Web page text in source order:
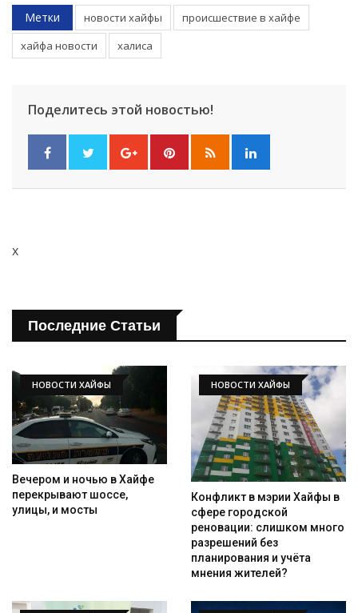
Метки новости хайфы
происшествие в хайфе
хайфа новости
халиса
Поделитесь этой новостью!
x
Последние Статьи
НОВОСТИ ХАЙФЫ
Вечером и ночью в Хайфе
перекрывают шоссе,
улицы, и мосты
НОВОСТИ ХАЙФЫ
Конфликт в мэрии Хайфы в
сфере городской
реновации: слишком много
разрешений без
планирования и учёта
мнения жителей?